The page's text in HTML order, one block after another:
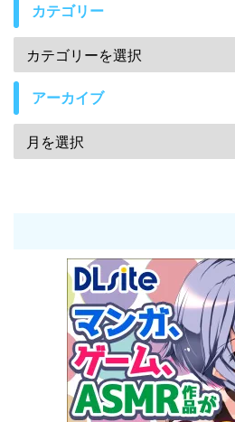
カテゴリー
アーカイブ